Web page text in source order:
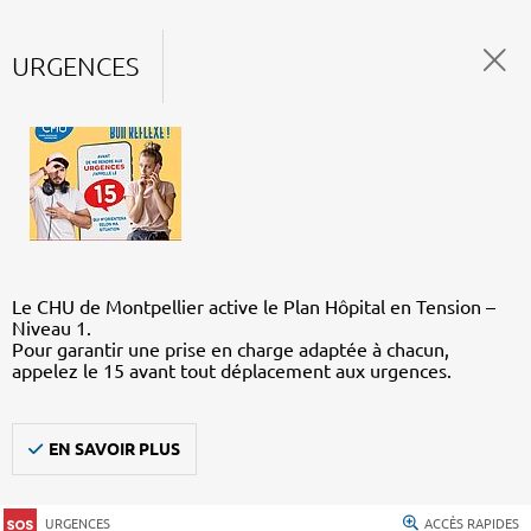
URGENCES
Le CHU de Montpellier active le Plan Hôpital en Tension –
Niveau 1.
Pour garantir une prise en charge adaptée à chacun,
appelez le 15 avant tout déplacement aux urgences.
EN SAVOIR PLUS
URGENCES ACCÈS RAPIDES